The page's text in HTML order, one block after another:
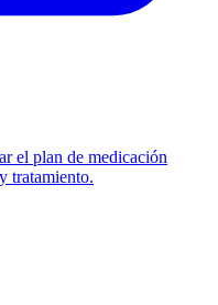
el plan de medicación
tratamiento.